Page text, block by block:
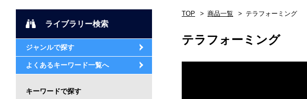
ライブラリー検索
ジャンルで探す
よくあるキーワード一覧へ
キーワードで探す
TOP 商品一覧 テラフォーミング
テラフォーミング